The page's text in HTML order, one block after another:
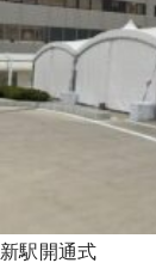
新駅開通式